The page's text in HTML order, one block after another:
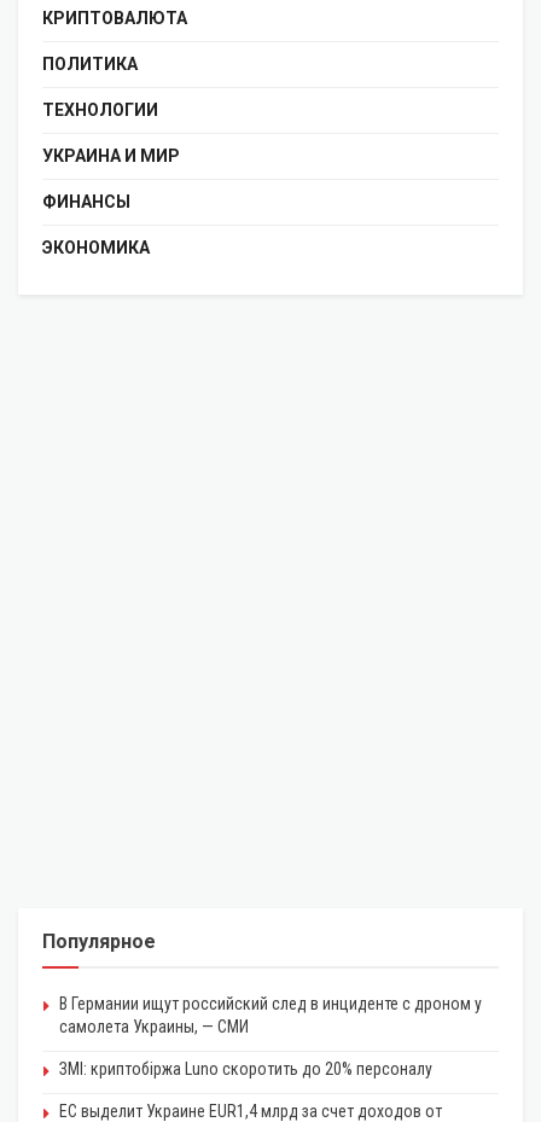
КРИПТОВАЛЮТА
ПОЛИТИКА
ТЕХНОЛОГИИ
УКРАИНА И МИР
ФИНАНСЫ
ЭКОНОМИКА
Популярное
В Германии ищут российский след в инциденте с дроном у
самолета Украины, — СМИ
ЗМІ: криптобіржа Luno скоротить до 20% персоналу
ЕС выделит Украине EUR1,4 млрд за счет доходов от